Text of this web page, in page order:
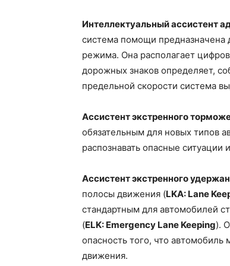
Интеллектуальный ассистент
система помощи предназначена
режима. Она располагает
дорожных знаков определяет,
предельной скорости система
Ассистент экстренного
обязательным для новых типов
распознавать опасные
Ассистент экстренного
полосы движения (LKA: Lane
стандартным для автомобилей
(ELK: Emergency Lane Keeping).
опасность того, что автомобиль
движения.